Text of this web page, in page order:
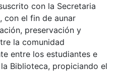
con la Secretaria
con el fin de aunar
preservación y
la comunidad
entre los estudiantes e
Biblioteca, propiciando el